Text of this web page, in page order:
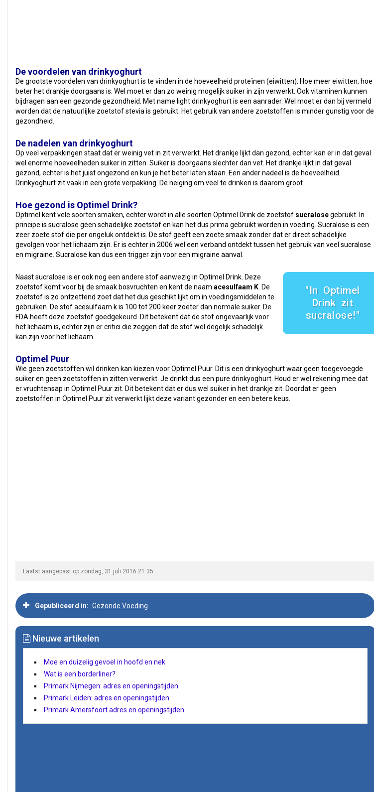
De voordelen van drinkyoghurt
De grootste voordelen van drinkyoghurt is te vinden in de hoeveelheid proteïnen (eiwitten). Hoe meer eiwitten, hoe
beter het drankje doorgaans is. Wel moet er dan zo weinig mogelijk suiker in zijn verwerkt. Ook vitaminen kunnen
bijdragen aan een gezonde gezondheid. Met name light drinkyoghurt is een aanrader. Wel moet er dan bij vermeld
worden dat de natuurlijke zoetstof stevia is gebruikt. Het gebruik van andere zoetstoffen is minder gunstig voor de
gezondheid.
De nadelen van drinkyoghurt
Op veel verpakkingen staat dat er weinig vet in zit verwerkt. Het drankje lijkt dan gezond, echter kan er in dat geval
wel enorme hoeveelheden suiker in zitten. Suiker is doorgaans slechter dan vet. Het drankje lijkt in dat geval
gezond, echter is het juist ongezond en kun je het beter laten staan. Een ander nadeel is de hoeveelheid.
Drinkyoghurt zit vaak in een grote verpakking. De neiging om veel te drinken is daarom groot.
Hoe gezond is Optimel Drink?
Optimel kent vele soorten smaken, echter wordt in alle soorten Optimel Drink de zoetstof sucralosegebruikt. In
principe is sucralose geen schadelijke zoetstof en kan het dus prima gebruikt worden in voeding. Sucralose is een
zeer zoete stof die per ongeluk ontdekt is. De stof geeft een zoete smaak zonder dat er direct schadelijke
gevolgen voor het lichaam zijn. Er is echter in 2006 wel een verband ontdekt tussen het gebruik van veel sucralose
en migraine. Sucralose kan dus een trigger zijn voor een migraine aanval.
In Optimel
Drink zit
sucralose!
Naast sucralose is er ook nog een andere stof aanwezig in Optimel Drink. Deze
zoetstof komt voor bij de smaak bosvruchten en kent de naam acesulfaam K . De
zoetstof is zo ontzettend zoet dat het dus geschikt lijkt om in voedingsmiddelen te
gebruiken. De stof acesulfaam k is 100 tot 200 keer zoeter dan normale suiker. De
FDA heeft deze zoetstof goedgekeurd. Dit betekent dat de stof ongevaarlijk voor
het lichaam is, echter zijn er critici die zeggen dat de stof wel degelijk schadelijk
kan zijn voor het lichaam.
Optimel Puur
Wie geen zoetstoffen wil drinken kan kiezen voor Optimel Puur. Dit is een drinkyoghurt waar geen toegevoegde
suiker en geen zoetstoffen in zitten verwerkt. Je drinkt dus een pure drinkyoghurt. Houd er wel rekening mee dat
er vruchtensap in Optimel Puur zit. Dit betekent dat er dus wel suiker in het drankje zit. Doordat er geen
zoetstoffen in Optimel Puur zit verwerkt lijkt deze variant gezonder en een betere keus.
Laatst aangepast op zondag, 31 juli 2016 21:35
Gepubliceerd in Gezonde Voeding
Nieuwe artikelen
Moe en duizelig gevoel in hoofd en nek
Wat is een borderliner?
Primark Nijmegen: adres en openingstijden
Primark Leiden: adres en openingstijden
Primark Amersfoort adres en openingstijden